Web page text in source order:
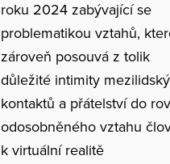
roku 2024 zabývající se
problematikou vztahů,
zároveň posouvá z tolik
důležité intimity
kontaktů a přátelství do
odosobněného vztahu
k virtuální realitě